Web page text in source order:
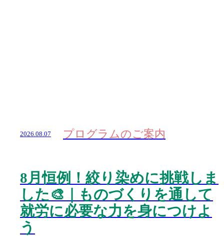
2026.08.07 プログラムのご案内
8月恒例！絞り染めに挑戦しま
した🎨｜ものづくりを通して
就労に必要な力を身につけよ
う